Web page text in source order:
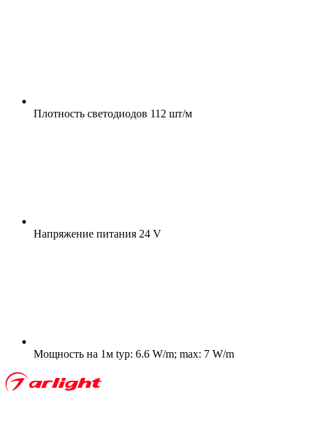
Плотность светодиодов 112 шт/м
Напряжение питания 24 V
Мощность на 1м typ: 6.6 W/m; max: 7 W/m